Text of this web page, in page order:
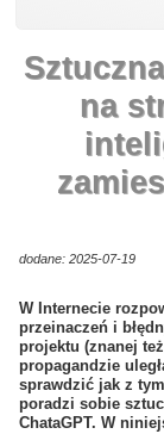
W
OBRONIE
WIARY
INNE
na
dodane: 2025-07-19
W Internecie
przeinaczeń i
projektu (znanej
propagandzie
sprawdzić jak z
poradzi sobie
ChataGPT. W